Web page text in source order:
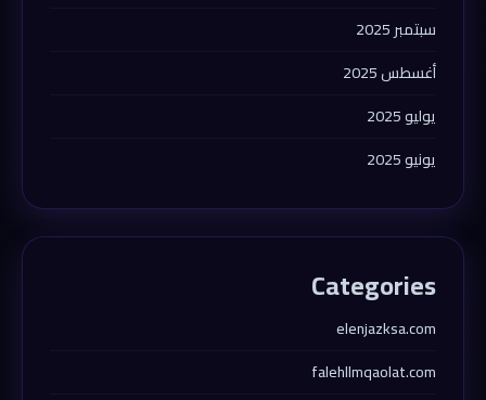
سبتمبر 2025
أغسطس 2025
يوليو 2025
يونيو 2025
Categories
elenjazksa.com
falehllmqaolat.com